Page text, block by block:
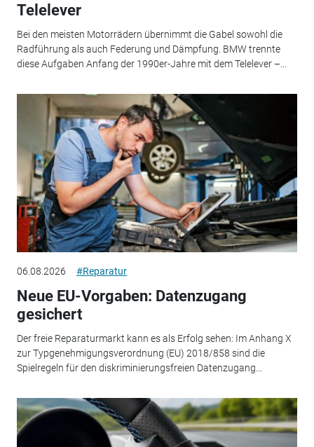
Telelever
Bei den meisten Motorrädern übernimmt die Gabel sowohl die
Radführung als auch Federung und Dämpfung. BMW trennte
diese Aufgaben Anfang der 1990er-Jahre mit dem Telelever –...
06.08.2026 #Reparatur
Neue EU-Vorgaben: Datenzugang
gesichert
Der freie Reparaturmarkt kann es als Erfolg sehen: Im Anhang X
zur Typgenehmigungsverordnung (EU) 2018/858 sind die
Spielregeln für den diskriminierungsfreien Datenzugang...